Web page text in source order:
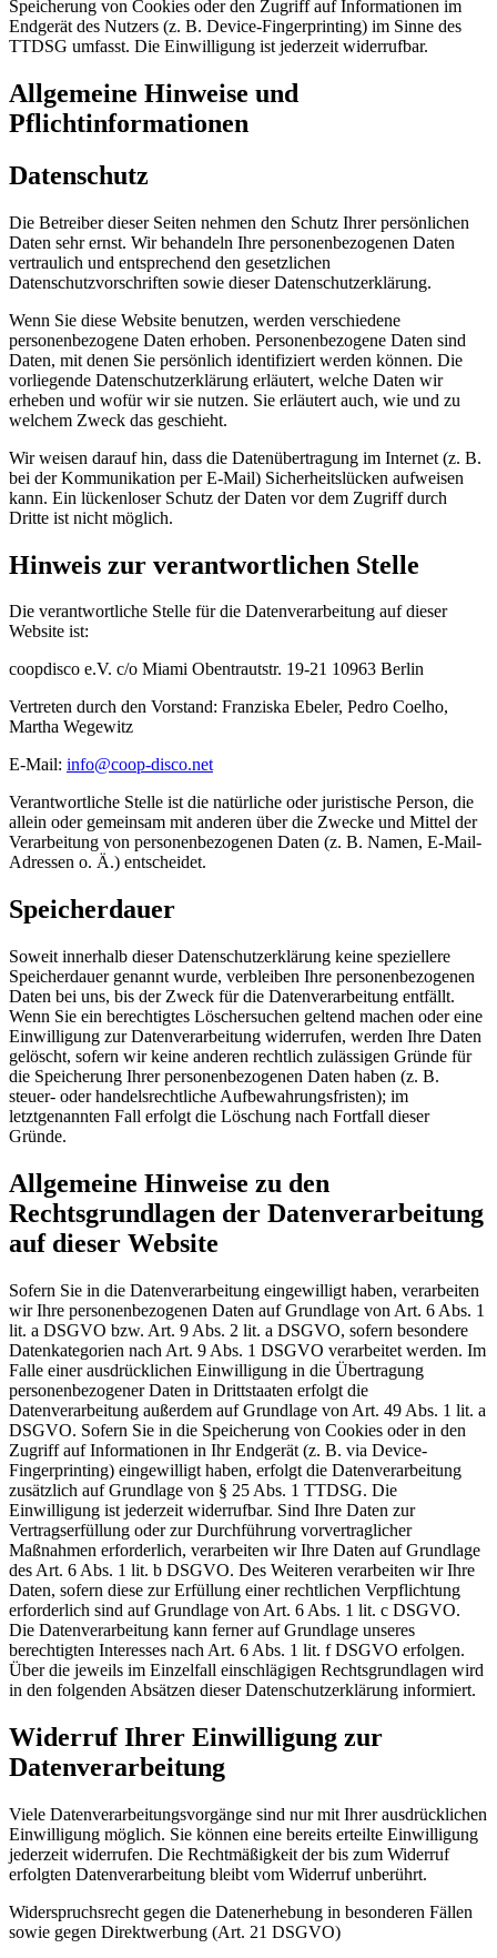
Speicherung von Cookies oder den Zugriff auf Informationen im
Endgerät des Nutzers (z. B. Device-Fingerprinting) im Sinne des
TTDSG umfasst. Die Einwilligung ist jederzeit widerrufbar.
Allgemeine Hinweise und
Pflichtinformationen
Datenschutz
Die Betreiber dieser Seiten nehmen den Schutz Ihrer persönlichen
Daten sehr ernst. Wir behandeln Ihre personenbezogenen Daten
vertraulich und entsprechend den gesetzlichen
Datenschutzvorschriften sowie dieser Datenschutzerklärung.
Wenn Sie diese Website benutzen, werden verschiedene
personenbezogene Daten erhoben. Personenbezogene Daten sind
Daten, mit denen Sie persönlich identifiziert werden können. Die
vorliegende Datenschutzerklärung erläutert, welche Daten wir
erheben und wofür wir sie nutzen. Sie erläutert auch, wie und zu
welchem Zweck das geschieht.
Wir weisen darauf hin, dass die Datenübertragung im Internet (z. B.
bei der Kommunikation per E-Mail) Sicherheitslücken aufweisen
kann. Ein lückenloser Schutz der Daten vor dem Zugriff durch
Dritte ist nicht möglich.
Hinweis zur verantwortlichen Stelle
Die verantwortliche Stelle für die Datenverarbeitung auf dieser
Website ist:
coopdisco e.V. c/o Miami Obentrautstr. 19-21 10963 Berlin
Vertreten durch den Vorstand: Franziska Ebeler, Pedro Coelho,
Martha Wegewitz
E-Mail: info@coop-disco.net
Verantwortliche Stelle ist die natürliche oder juristische Person, die
allein oder gemeinsam mit anderen über die Zwecke und Mittel der
Verarbeitung von personenbezogenen Daten (z. B. Namen, E-Mail-
Adressen o. Ä.) entscheidet.
Speicherdauer
Soweit innerhalb dieser Datenschutzerklärung keine speziellere
Speicherdauer genannt wurde, verbleiben Ihre personenbezogenen
Daten bei uns, bis der Zweck für die Datenverarbeitung entfällt.
Wenn Sie ein berechtigtes Löschersuchen geltend machen oder eine
Einwilligung zur Datenverarbeitung widerrufen, werden Ihre Daten
gelöscht, sofern wir keine anderen rechtlich zulässigen Gründe für
die Speicherung Ihrer personenbezogenen Daten haben (z. B.
steuer- oder handelsrechtliche Aufbewahrungsfristen); im
letztgenannten Fall erfolgt die Löschung nach Fortfall dieser
Gründe.
Allgemeine Hinweise zu den
Rechtsgrundlagen der Datenverarbeitung
auf dieser Website
Sofern Sie in die Datenverarbeitung eingewilligt haben, verarbeiten
wir Ihre personenbezogenen Daten auf Grundlage von Art. 6 Abs. 1
lit. a DSGVO bzw. Art. 9 Abs. 2 lit. a DSGVO, sofern besondere
Datenkategorien nach Art. 9 Abs. 1 DSGVO verarbeitet werden. Im
Falle einer ausdrücklichen Einwilligung in die Übertragung
personenbezogener Daten in Drittstaaten erfolgt die
Datenverarbeitung außerdem auf Grundlage von Art. 49 Abs. 1 lit. a
DSGVO. Sofern Sie in die Speicherung von Cookies oder in den
Zugriff auf Informationen in Ihr Endgerät (z. B. via Device-
Fingerprinting) eingewilligt haben, erfolgt die Datenverarbeitung
zusätzlich auf Grundlage von § 25 Abs. 1 TTDSG. Die
Einwilligung ist jederzeit widerrufbar. Sind Ihre Daten zur
Vertragserfüllung oder zur Durchführung vorvertraglicher
Maßnahmen erforderlich, verarbeiten wir Ihre Daten auf Grundlage
des Art. 6 Abs. 1 lit. b DSGVO. Des Weiteren verarbeiten wir Ihre
Daten, sofern diese zur Erfüllung einer rechtlichen Verpflichtung
erforderlich sind auf Grundlage von Art. 6 Abs. 1 lit. c DSGVO.
Die Datenverarbeitung kann ferner auf Grundlage unseres
berechtigten Interesses nach Art. 6 Abs. 1 lit. f DSGVO erfolgen.
Über die jeweils im Einzelfall einschlägigen Rechtsgrundlagen wird
in den folgenden Absätzen dieser Datenschutzerklärung informiert.
Widerruf Ihrer Einwilligung zur
Datenverarbeitung
Viele Datenverarbeitungsvorgänge sind nur mit Ihrer ausdrücklichen
Einwilligung möglich. Sie können eine bereits erteilte Einwilligung
jederzeit widerrufen. Die Rechtmäßigkeit der bis zum Widerruf
erfolgten Datenverarbeitung bleibt vom Widerruf unberührt.
Widerspruchsrecht gegen die Datenerhebung in besonderen Fällen
sowie gegen Direktwerbung (Art. 21 DSGVO)